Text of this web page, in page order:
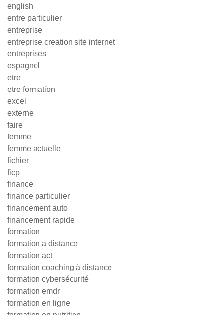
english
entre particulier
entreprise
entreprise creation site internet
entreprises
espagnol
etre
etre formation
excel
externe
faire
femme
femme actuelle
fichier
ficp
finance
finance particulier
financement auto
financement rapide
formation
formation a distance
formation act
formation coaching à distance
formation cybersécurité
formation emdr
formation en ligne